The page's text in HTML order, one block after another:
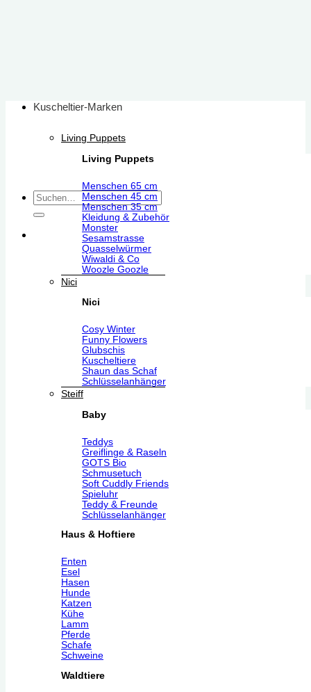
Suchen
nach:
Kuscheltier-Marken
Living Puppets
Living Puppets
Menschen 65 cm
Menschen 45 cm
Menschen 35 cm
Kleidung & Zubehör
Monster
Sesamstrasse
Quasselwürmer
Wiwaldi & Co
Woozle Goozle
Nici
Nici
Cosy Winter
Funny Flowers
Glubschis
Kuscheltiere
Shaun das Schaf
Schlüsselanhänger
Steiff
Baby
Teddys
Greiflinge & Raseln
GOTS Bio
Schmusetuch
Soft Cuddly Friends
Spieluhr
Teddy & Freunde
Schlüsselanhänger
Haus & Hoftiere
Enten
Esel
Hasen
Hunde
Katzen
Kühe
Lamm
Pferde
Schafe
Schweine
Waldtiere